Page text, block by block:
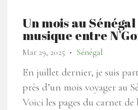
Un mois au
musique entre
Mar 29, 2025 ● Sénégal
En juillet dernier, je suis
près d’un mois voyager au
Voici les pages du carnet de